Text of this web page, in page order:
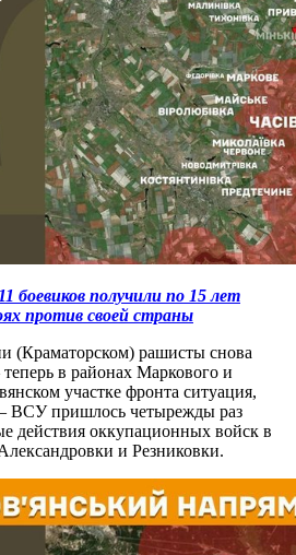
боевиков получили по 15 лет
против своей страны
(Краматорском) рашисты снова
в районах Маркового и
участке фронта ситуация,
ВСУ пришлось четырежды раз
действия оккупационных войск в
и Резниковки.